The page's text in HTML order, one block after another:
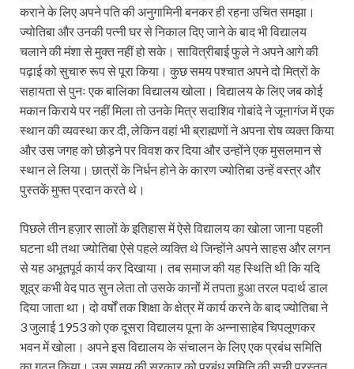
कराने के लिए अपने पति की अनुगामिनी बनकर ही रहना उचित समझा।
ज्योतिबा और उनकी पत्नी घर से निकाल दिए जाने के बाद भी विद्यालय
चलाने की मंशा से मुक्त नहीं हो सके। सावित्रीबाई फुले ने अपने आगे की
पढ़ाई को सुचारु रूप से पूरा किया। कुछ समय पश्चात अपने दो मित्रों के
सहायता से पुनः एक बालिका विद्यालय खोला। विद्यालय के लिए जब कोई
मकान किराये पर नहीं मिला तो उनके मित्र सदाशिव गोबांदे ने जूनागंज में एक
स्थान की व्यवस्था कर दी, लेकिन वहां भी ब्राह्मणों ने अपना रोष व्यक्त किया
और उस जगह को छोड़ने पर विवश कर दिया और उन्होंने एक मुसलमान से
स्थान ले लिया। छात्रों के निर्धन होने के कारण ज्योतिबा उन्हें वस्त्र और
पुस्तकें मुफ्त प्रदान करते थे।
पिछले तीन हज़ार सालों के इतिहास में ऐसे विद्यालय का खोला जाना पहली
घटना थी तथा ज्योतिबा ऐसे पहले व्यक्ति थे जिन्होंने अपने साहस और लगन
से यह अभूतपूर्व कार्य कर दिखाया। तब समाज की यह स्थिति थी कि यदि
शूद्र कभी वेद पाठ सुन लेता तो उसके कानों में तपता हुआ तरल पदार्थ डाल
दिया जाता था। दो वर्षों तक शिक्षा के क्षेत्र में कार्य करने के बाद ज्योतिबा ने
3 जुलाई 1953 को एक दूसरा विद्यालय पूना के अन्नासाहेब चिपलूणकर
भवन में खोला। अपने इस विद्यालय के संचालन के लिए एक प्रबंध समिति